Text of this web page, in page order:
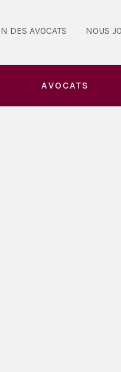
DES AVOCATS NOUS
AVOCATS